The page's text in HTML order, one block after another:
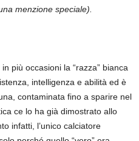
menzione speciale).
in più occasioni la “razza” bianca
intelligenza e abilità ed è
contaminata fino a sparire nel
ce lo ha già dimostrato allo
infatti, l’unico calciatore